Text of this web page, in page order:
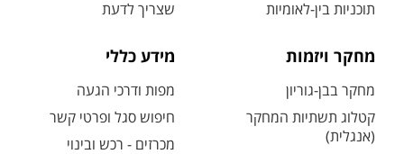
תוכניות בין-לאומיות
שצריך לדעת
מחקר ויזמות
מחקר בבן-גוריון
קטלוג תשתיות המחקר
(אנגלית)
מידע כללי
מפות ודרכי הגעה
חיפוש סגל ופרטי קשר
מכרזים - רכש ובינוי